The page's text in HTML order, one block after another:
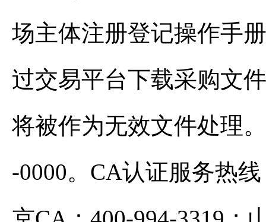
场主体注册登记操作手
过交易平台下载采购文
将被作为无效文件处理
-0000。CA认证服务热